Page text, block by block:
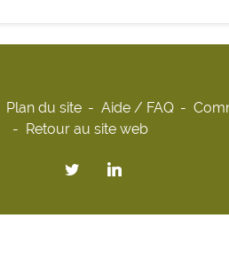
Plan du site Aide / FAQ
Retour au site web